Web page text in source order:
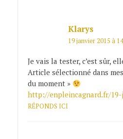
Klarys
19 janvier 2015 à
Je vais la tester, c’est sûr,
Article sélectionné dans
du moment »
http://enpleincagnard.fr/19-
RÉPONDS ICI